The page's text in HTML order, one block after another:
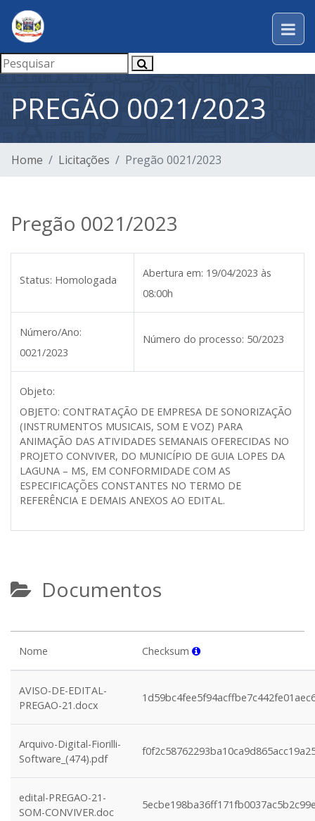
PREGÃO 0021/2023
Home Licitações Pregão 0021/2023
Pregão 0021/2023
Status: Homologada
Abertura em: 19/04/2023 às
08:00h
Número/Ano:
0021/2023
Número do processo: 50/2023
Objeto:
OBJETO: CONTRATAÇÃO DE EMPRESA DE SONORIZAÇÃO
(INSTRUMENTOS MUSICAIS, SOM E VOZ) PARA
ANIMAÇÃO DAS ATIVIDADES SEMANAIS OFERECIDAS NO
PROJETO CONVIVER, DO MUNICÍPIO DE GUIA LOPES DA
LAGUNA – MS, EM CONFORMIDADE COM AS
ESPECIFICAÇÕES CONSTANTES NO TERMO DE
REFERÊNCIA E DEMAIS ANEXOS AO EDITAL.
Documentos
Nome Checksum
AVISO-DE-EDITAL-
PREGAO-21.docx
Arquivo-Digital-Fiorilli-
Software_(474).pdf
edital-PREGAO-21-
SOM-CONVIVER.doc